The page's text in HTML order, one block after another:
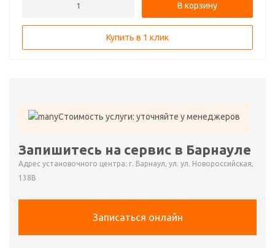
В корзину
Купить в 1 клик
Стоимость услуги: уточняйте у менеджеров
Запишитесь на сервис в Барнауле
Адрес установочного центра: г. Барнаул, ул. ул. Новороссийская,
138В
Записаться онлайн